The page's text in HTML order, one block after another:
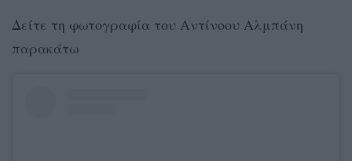
Δείτε τη φωτογραφία του Αντίνοου Αλμπάνη
παρακάτω